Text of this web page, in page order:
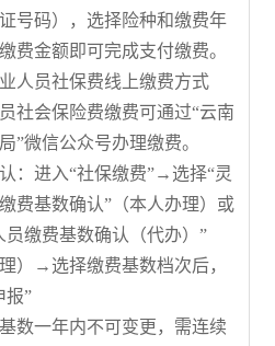
号码），选择险种和缴费年
费金额即可完成支付缴费。
人员社保费线上缴费方式
社会保险费缴费可通过“云南
”微信公众号办理缴费。
：进入“社保缴费”→选择“灵
费基数确认”（本人办理）或
员缴费基数确认（代办）”
理）→选择缴费基数档次后，
报”
数一年内不可变更，需连续